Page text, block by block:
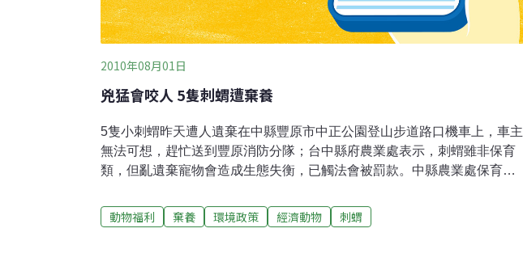
2010年08月01日
兇猛會咬人 5隻刺蝟遭棄養
5隻小刺蝟昨天遭人遺棄在中縣豐原市中正公園登山步道路口機車上，車主
無法可想，趕忙送到豐原消防分隊；台中縣府農業處表示，刺蝟雖非保育
類，但亂遺棄寵物會造成生態失衡，已觸法會被罰款。中縣農業處保育科
種，要擔心是否有進口檢疫，且飼主亂放生，恐影響其他物種棲地，破壞
生態平衡。中縣自然生態保育協會總幹事蔡仲晃說，刺蝟多是進口販賣，
動物福利 棄養 環境政策 經濟動物 刺蝟